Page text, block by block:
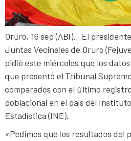
Oruro, 16 sep (ABI).- El
Juntas Vecinales de Oruro
pidió este miércoles que los
que presentó el Tribunal
comparados con el último
poblacional en el país del
Estadística (INE).
«Pedimos que los resultados del